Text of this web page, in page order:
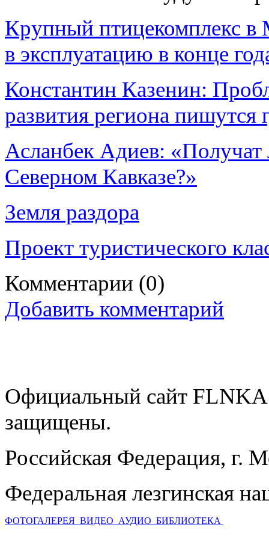
Крупный птицекомплекс в
в эксплуатацию в конце
Константин Казенин:
развития региона пишутся
Асланбек Адиев: «Получат
Северном Кавказе?»
Земля раздора
Проект туристического
Комментарии (0)
Добавить комментарий
Официальный сайт
защищены.
Российская Федерация, г.
Федеральная лезгинская
ФОТОГАЛЕРЕЯ ВИДЕО АУДИО БИБЛИОТЕКА